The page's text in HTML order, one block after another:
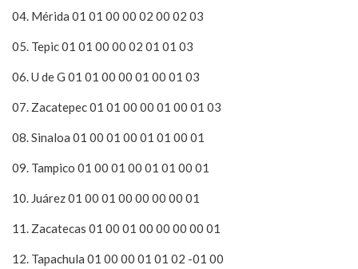
04. Mérida 01 01 00 00 02 00 02 03
05. Tepic 01 01 00 00 02 01 01 03
06. U de G 01 01 00 00 01 00 01 03
07. Zacatepec 01 01 00 00 01 00 01 03
08. Sinaloa 01 00 01 00 01 01 00 01
09. Tampico 01 00 01 00 01 01 00 01
10. Juárez 01 00 01 00 00 00 00 01
11. Zacatecas 01 00 01 00 00 00 00 01
12. Tapachula 01 00 00 01 01 02 -01 00